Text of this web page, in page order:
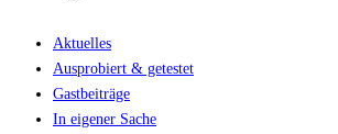
Aktuelles
Ausprobiert & getestet
Gastbeiträge
In eigener Sache